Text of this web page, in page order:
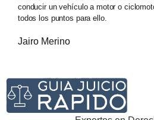
conducir un vehículo a motor o
todos los puntos para ello.
Jairo Merino